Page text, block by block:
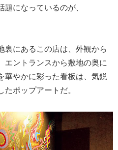
になっているのが、
裏にあるこの店は、外観から
エントランスから敷地の奥に
華やかに彩った看板は、気鋭
ポップアートだ。